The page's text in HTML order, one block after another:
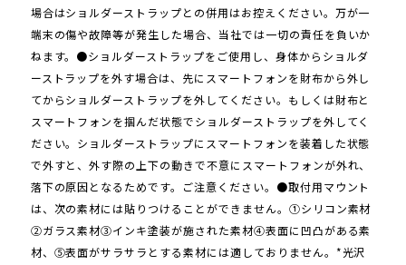
場合はショルダーストラップとの併用はお控えください。万が一
端末の傷や故障等が発生した場合、当社では一切の責任を負いか
ねます。●ショルダーストラップをご使用し、身体からショルダ
ーストラップを外す場合は、先にスマートフォンを財布から外し
てからショルダーストラップを外してください。もしくは財布と
スマートフォンを掴んだ状態でショルダーストラップを外してく
ださい。ショルダーストラップにスマートフォンを装着した状態
で外すと、外す際の上下の動きで不意にスマートフォンが外れ、
落下の原因となるためです。ご注意ください。●取付用マウント
は、次の素材には貼りつけることができません。①シリコン素材
②ガラス素材③インキ塗装が施された素材④表面に凹凸がある素
材、⑤表面がサラサラとする素材には適しておりません。*光沢